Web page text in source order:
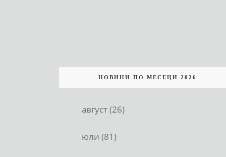
НОВИНИ ПО МЕСЕЦИ 2026
август (26)
юли (81)